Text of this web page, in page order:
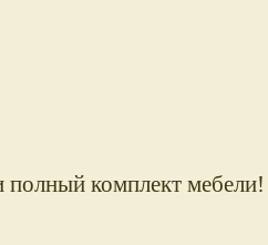
полный комплект мебели!